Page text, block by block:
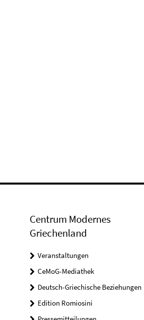
Centrum Modernes
Griechenland
Veranstaltungen
CeMoG-Mediathek
Deutsch-Griechische Beziehungen
Edition Romiosini